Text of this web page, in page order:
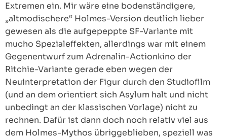
Extremen ein. Mir wäre eine bodenständigere,
„altmodischere“ Holmes-Version deutlich lieber
gewesen als die aufgepeppte SF-Variante mit
mucho Spezialeffekten, allerdings war mit einem
Gegenentwurf zum Adrenalin-Actionkino der
Ritchie-Variante gerade eben wegen der
Neuinterpretation der Figur durch den Studiofilm
(und an dem orientiert sich Asylum halt und nicht
unbedingt an der klassischen Vorlage) nicht zu
rechnen. Dafür ist dann doch noch relativ viel aus
dem Holmes-Mythos übriggeblieben, speziell was